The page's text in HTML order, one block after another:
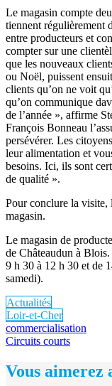
Le magasin compte
tiennent régulièrement
entre producteurs et
compter sur une
que les nouveaux
ou Noël, puissent
clients qu’on ne voit
qu’on communique
de l’année », affirme
François Bonneau
persévérer. Les
leur alimentation et
besoins. Ici, ils sont
de qualité ».
Pour conclure la visite,
magasin.
Le magasin de
de Châteaudun à
9 h 30 à 12 h 30 et de
samedi).
Actualités
Loir-et-Cher
commercialisation
Circuits courts
Vous aimerez